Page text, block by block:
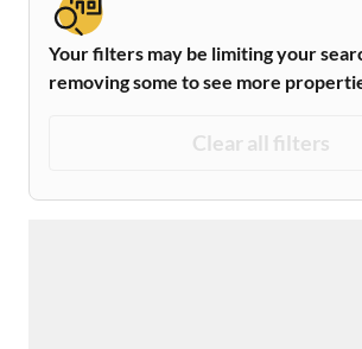
Your filters may be limiting your
removing some to see more
Clear all filters